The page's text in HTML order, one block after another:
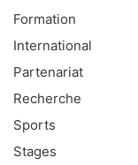
Formation
International
Partenariat
Recherche
Sports
Stages